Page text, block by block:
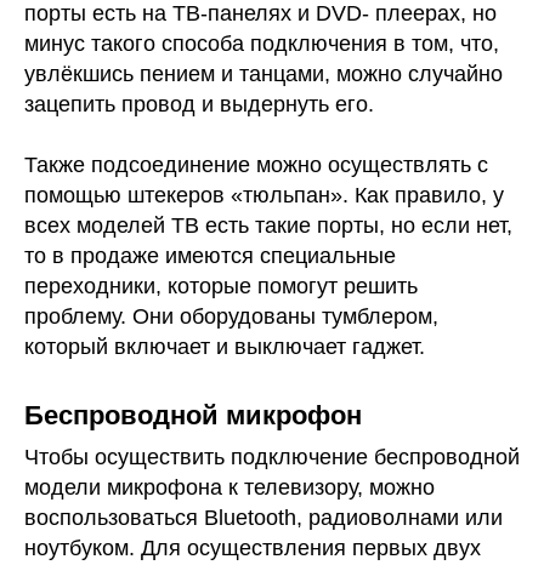
порты есть на ТВ-панелях и DVD- плеерах, но
минус такого способа подключения в том, что,
увлёкшись пением и танцами, можно случайно
зацепить провод и выдернуть его.
Также подсоединение можно осуществлять с
помощью штекеров «тюльпан». Как правило, у
всех моделей ТВ есть такие порты, но если нет,
то в продаже имеются специальные
переходники, которые помогут решить
проблему. Они оборудованы тумблером,
который включает и выключает гаджет.
Беспроводной микрофон
Чтобы осуществить подключение беспроводной
модели микрофона к телевизору, можно
воспользоваться Bluetooth, радиоволнами или
ноутбуком. Для осуществления первых двух